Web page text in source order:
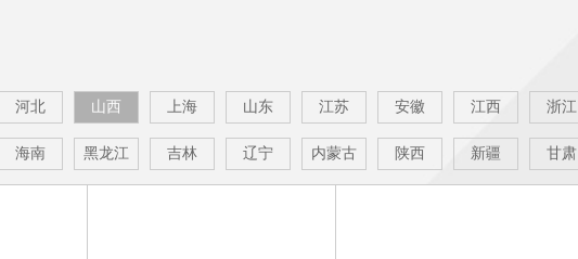
河北 山西 上海 山东 江苏 安徽 江西 浙江
海南 黑龙江 吉林 辽宁 内蒙古 陕西 新疆 甘肃